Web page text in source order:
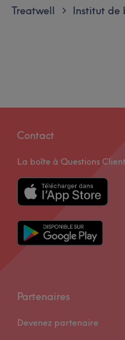
Treatwell > Institut de
Contact
La boîte à Questions
Partenaires
Devenez partenaire